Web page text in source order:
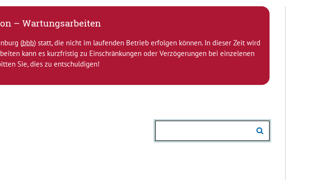
– Wartungsarbeiten
(bbb) statt, die nicht im laufenden Betrieb erfolgen können. In dieser Zeit wird
kann es kurzfristig zu Einschränkungen oder Verzögerungen bei einzelenen
Sie, dies zu entschuldigen!